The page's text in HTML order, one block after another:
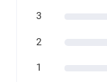
3
2
1